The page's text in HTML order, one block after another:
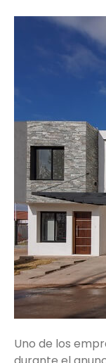
Uno de los